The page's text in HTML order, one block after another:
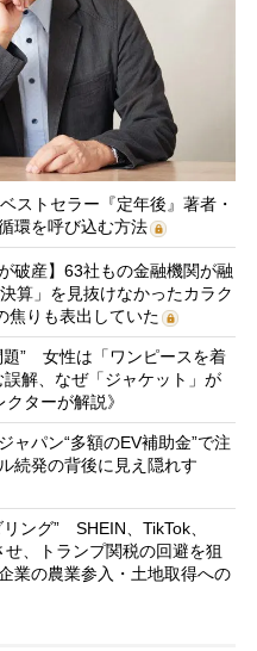
ストセラー『定年後』著者・
環を呼び込む方法
破産】63社もの金融機関が融
算」を見抜けなかったカラク
焦りも表出していた
題” 女性は「ワンピースを着
解、なぜ「ジャケット」が
ターが解説》
ャパン“多額のEV補助金”で注
続発の背後に見え隠れす
ング” SHEIN、TikTok、
、トランプ関税の回避を狙
業の農業参入・土地取得への